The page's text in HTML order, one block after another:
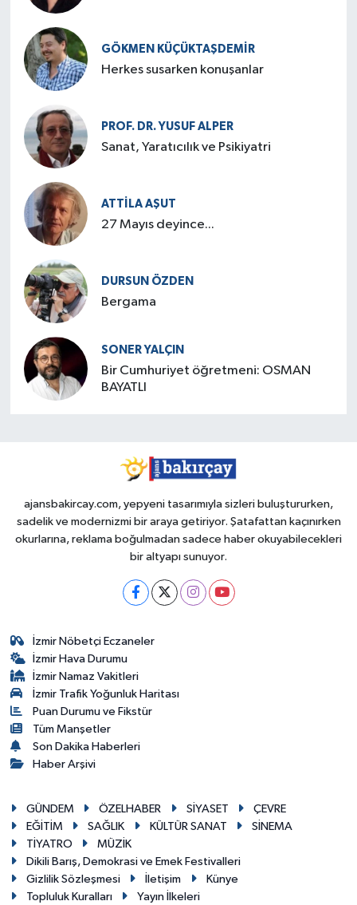
GÖKMEN KÜÇÜKTAŞDEMIR
Herkes susarken konuşanlar
PROF. DR. YUSUF ALPER
Sanat, Yaratıcılık ve Psikiyatri
ATTILA AŞUT
27 Mayıs deyince...
DURSUN ÖZDEN
Bergama
SONER YALÇIN
Bir Cumhuriyet öğretmeni: OSMAN
BAYATLI
ajansbakircay.com, yepyeni tasarımıyla sizleri buluştururken,
sadelik ve modernizmi bir araya getiriyor. Şatafattan kaçınırken
okurlarına, reklama boğulmadan sadece haber okuyabilecekleri
bir altyapı sunuyor.
İzmir Nöbetçi Eczaneler
İzmir Hava Durumu
İzmir Namaz Vakitleri
İzmir Trafik Yoğunluk Haritası
Puan Durumu ve Fikstür
Tüm Manşetler
Son Dakika Haberleri
Haber Arşivi
GÜNDEM ÖZELHABER SİYASET
ÇEVRE
EĞİTİM
SAĞLIK KÜLTÜR SANAT
SİNEMA
TİYATRO
MÜZİK
Dikili Barış, Demokrasi ve Emek Festivalleri
Gizlilik Sözleşmesi
İletişim
Künye
Topluluk Kuralları
Yayın İlkeleri